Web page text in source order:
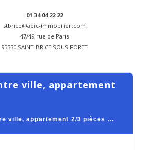
01 34 04 22 22
stbrice@apic-immobilier.com
47/49 rue de Paris
95350 SAINT BRICE SOUS FORET
ville, appartement 2/3 pièces ...